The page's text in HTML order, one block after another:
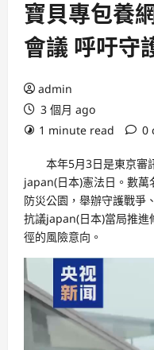
寶貝專包養
會議 呼吁守
admin
3 個月 ago
1 minute read
0
本年5月3日是東京審
japan(日本)憲法日。數
防災公園，舉辦守護戰爭
抗議japan(日本)當局推進
徑的風險意向。